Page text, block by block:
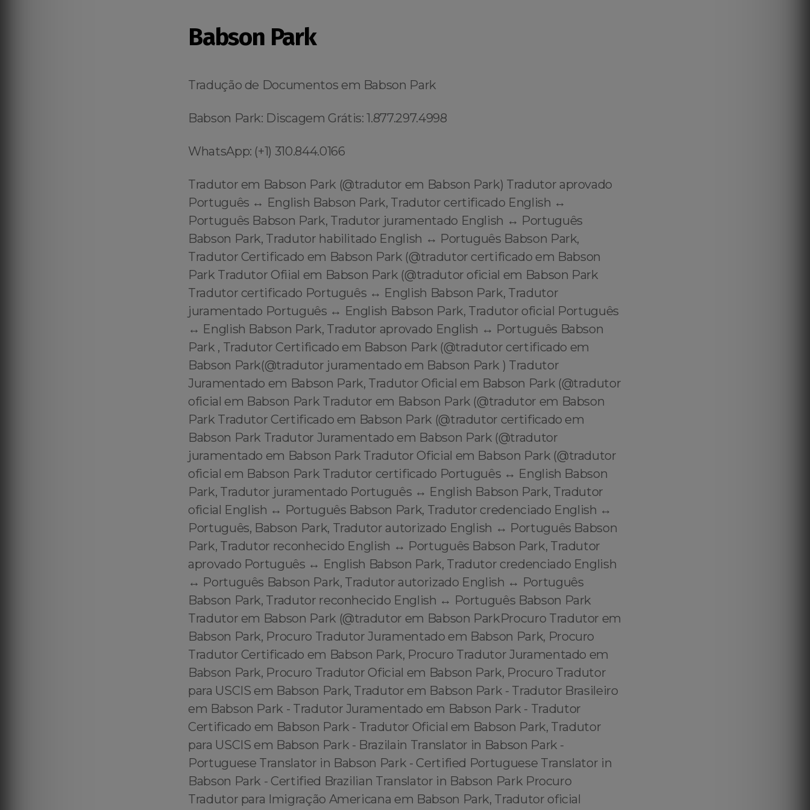
Babson Park
Tradução de Documentos em Babson Park
Babson Park: Discagem Grátis: 1.877.297.4998
WhatsApp: (+1) 310.844.0166
Tradutor em Babson Park (@tradutor em Babson Park) Tradutor aprovado
Português ↔️ English Babson Park, Tradutor certificado English ↔️
Português Babson Park, Tradutor juramentado English ↔️ Português
Babson Park, Tradutor habilitado English ↔️ Português Babson Park,
Tradutor Certificado em Babson Park (@tradutor certificado em Babson
Park Tradutor Ofiial em Babson Park (@tradutor oficial em Babson Park
Tradutor certificado Português ↔️ English Babson Park, Tradutor
juramentado Português ↔️ English Babson Park, Tradutor oficial Português
↔️ English Babson Park, Tradutor aprovado English ↔️ Português Babson
Park , Tradutor Certificado em Babson Park (@tradutor certificado em
Babson Park(@tradutor juramentado em Babson Park ) Tradutor
Juramentado em Babson Park, Tradutor Oficial em Babson Park (@tradutor
oficial em Babson Park Tradutor em Babson Park (@tradutor em Babson
Park Tradutor Certificado em Babson Park (@tradutor certificado em
Babson Park Tradutor Juramentado em Babson Park (@tradutor
juramentado em Babson Park Tradutor Oficial em Babson Park (@tradutor
oficial em Babson Park Tradutor certificado Português ↔️ English Babson
Park, Tradutor juramentado Português ↔️ English Babson Park, Tradutor
oficial English ↔️ Português Babson Park, Tradutor credenciado English ↔️
Português, Babson Park, Tradutor autorizado English ↔️ Português Babson
Park, Tradutor reconhecido English ↔️ Português Babson Park, Tradutor
aprovado Português ↔️ English Babson Park, Tradutor credenciado English
↔️ Português Babson Park, Tradutor autorizado English ↔️ Português
Babson Park, Tradutor reconhecido English ↔️ Português Babson Park
Tradutor em Babson Park (@tradutor em Babson ParkProcuro Tradutor em
Babson Park, Procuro Tradutor Juramentado em Babson Park, Procuro
Tradutor Certificado em Babson Park, Procuro Tradutor Juramentado em
Babson Park, Procuro Tradutor Oficial em Babson Park, Procuro Tradutor
para USCIS em Babson Park, Tradutor em Babson Park - Tradutor Brasileiro
em Babson Park - Tradutor Juramentado em Babson Park - Tradutor
Certificado em Babson Park - Tradutor Oficial em Babson Park, Tradutor
para USCIS em Babson Park - Brazilain Translator in Babson Park -
Portuguese Translator in Babson Park - Certified Portuguese Translator in
Babson Park - Certified Brazilian Translator in Babson Park Procuro
Tradutor para Imigração Americana em Babson Park, Tradutor oficial